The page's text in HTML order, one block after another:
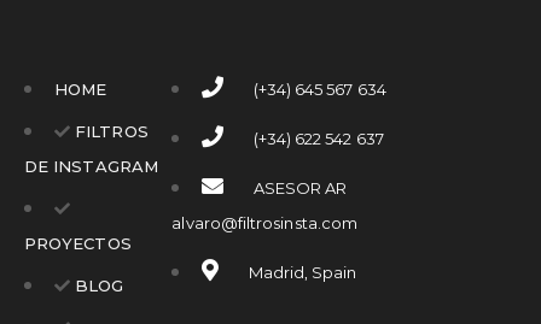
HOME
FILTROS
DE INSTAGRAM
PROYECTOS
BLOG
(+34) 645 567 634
(+34) 622 542 637
ASESOR AR
alvaro@filtrosinsta.com
Madrid, Spain